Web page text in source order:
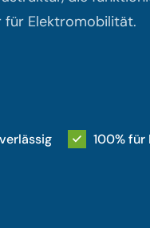
für Elektromobilität.
100% für